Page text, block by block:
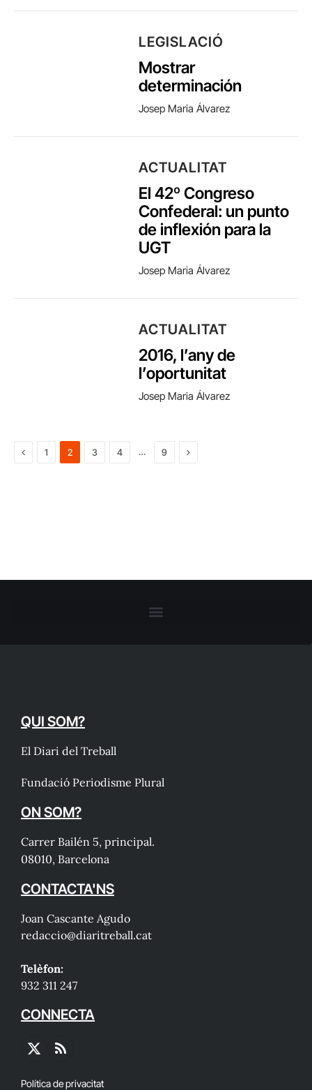
LEGISLACIÓ
Mostrar
determinación
Josep Maria Álvarez
ACTUALITAT
El 42º Congreso
Confederal: un punto
de inflexión para la
UGT
Josep Maria Álvarez
ACTUALITAT
2016, l’any de
l’oportunitat
Josep Maria Álvarez
Previous
1 2 3 4 … 9 Next
QUI SOM?
El Diari del Treball
Fundació Periodisme Plural
ON SOM?
Carrer Bailén 5, principal.
08010, Barcelona
CONTACTA'NS
Joan Cascante Agudo
redaccio@diaritreball.cat
Telèfon:
932 311 247
CONNECTA
X
RSS
Política de privacitat